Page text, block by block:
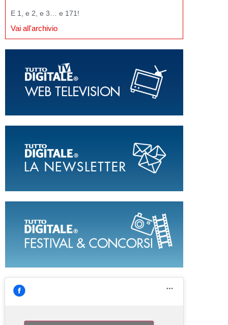
E 1, e 2, e 3… e 171!
Vai all'archivio